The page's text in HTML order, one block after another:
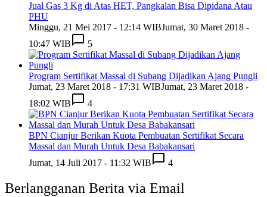
Jual Gas 3 Kg di Atas HET, Pangkalan Bisa Dipidana Atau
PHU
Minggu, 21 Mei 2017 - 12:14 WIBJumat, 30 Maret 2018 -
10:47 WIB
5
Program Sertifikat Massal di Subang Dijadikan Ajang Pungli
Jumat, 23 Maret 2018 - 17:31 WIBJumat, 23 Maret 2018 -
18:02 WIB
4
BPN Cianjur Berikan Kuota Pembuatan Sertifikat Secara
Massal dan Murah Untuk Desa Babakansari
Jumat, 14 Juli 2017 - 11:32 WIB
4
Berlangganan Berita via Email